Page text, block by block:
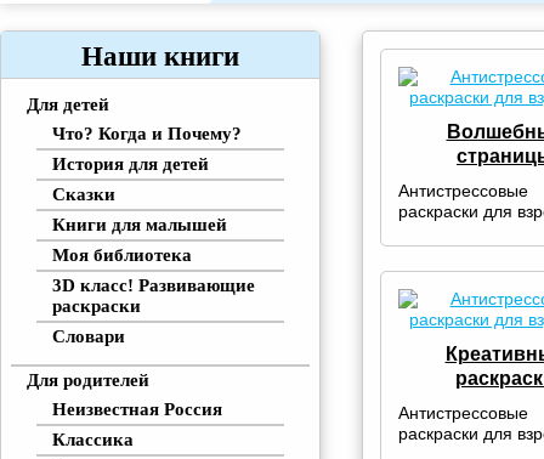
Наши книги
Для детей
Что? Когда и Почему?
История для детей
Сказки
Книги для малышей
Моя библиотека
3D класс! Развивающие
раскраски
Словари
Для родителей
Неизвестная Россия
Классика
Антистрессовые
раскраски для
Антистрессовые
раскраски для